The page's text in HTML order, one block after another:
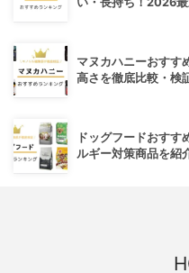
マヌカハニーおすす
高さを徹底比較・検
ドッグフードおす
ルギー対策商品を紹